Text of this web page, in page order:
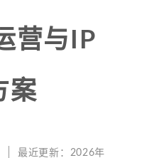
营与IP
案
最近更新： 2026年